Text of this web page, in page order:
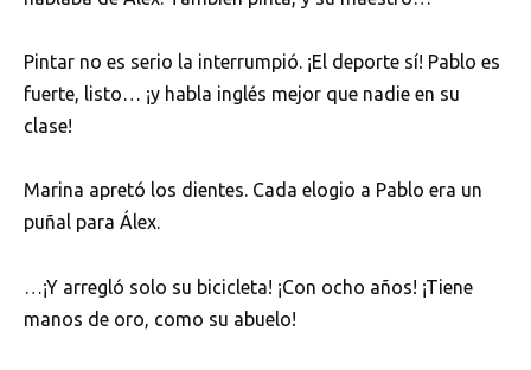
Pintar no es serio la interrumpió. ¡El deporte sí! Pablo es
fuerte, listo… ¡y habla inglés mejor que nadie en su
clase!
Marina apretó los dientes. Cada elogio a Pablo era un
puñal para Álex.
…¡Y arregló solo su bicicleta! ¡Con ocho años! ¡Tiene
manos de oro, como su abuelo!